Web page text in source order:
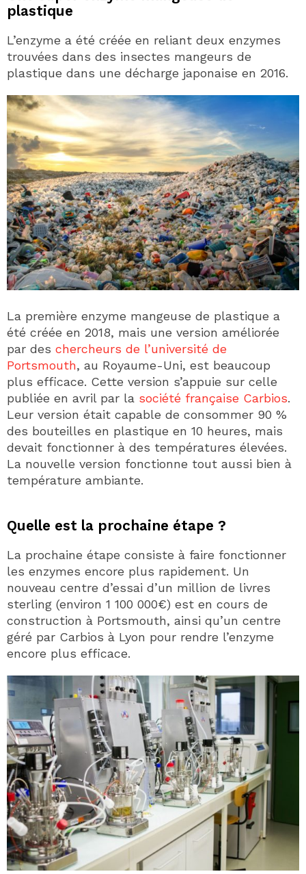
plastique
L’enzyme a été créée en reliant deux enzymes
trouvées dans des insectes mangeurs de
plastique dans une décharge japonaise en 2016.
La première enzyme mangeuse de plastique a
été créée en 2018, mais une version améliorée
par des chercheurs de l’université de
Portsmouth, au Royaume-Uni, est beaucoup
plus efficace. Cette version s’appuie sur celle
publiée en avril par la société française Carbios.
Leur version était capable de consommer 90 %
des bouteilles en plastique en 10 heures, mais
devait fonctionner à des températures élevées.
La nouvelle version fonctionne tout aussi bien à
température ambiante.
Quelle est la prochaine étape ?
La prochaine étape consiste à faire fonctionner
les enzymes encore plus rapidement. Un
nouveau centre d’essai d’un million de livres
sterling (environ 1 100 000€) est en cours de
construction à Portsmouth, ainsi qu’un centre
géré par Carbios à Lyon pour rendre l’enzyme
encore plus efficace.